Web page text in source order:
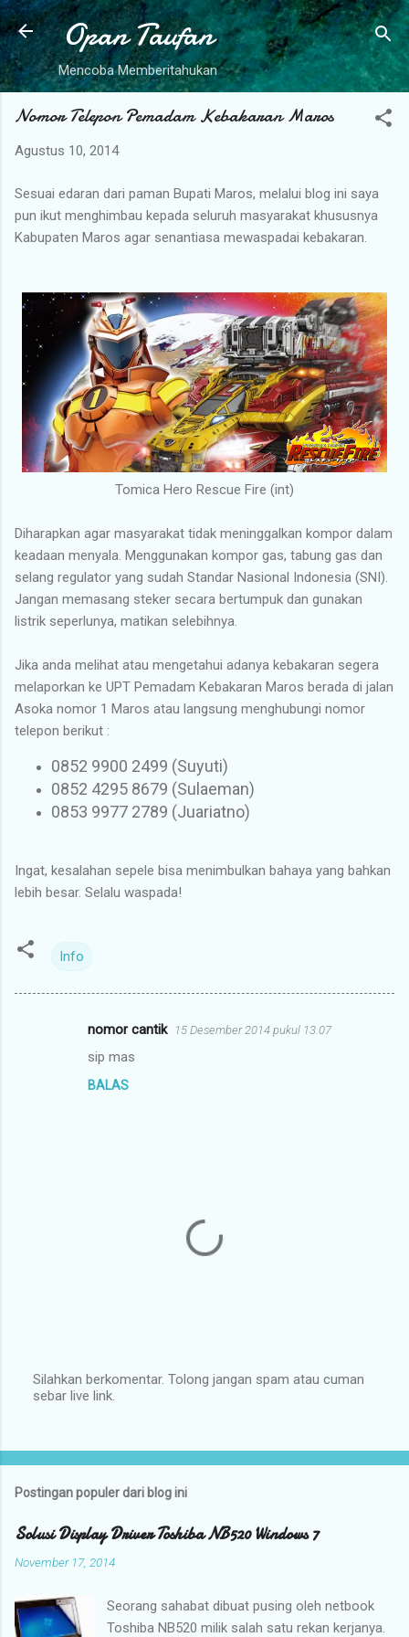
Langsung ke konten utama
Opan Taufan
Mencoba Memberitahukan
Nomor Telepon Pemadam Kebakaran Maros
Agustus 10, 2014
Sesuai edaran dari paman Bupati Maros, melalui blog ini saya
pun ikut menghimbau kepada seluruh masyarakat khususnya
Kabupaten Maros agar senantiasa mewaspadai kebakaran.
Tomica Hero Rescue Fire (int)
Diharapkan agar masyarakat tidak meninggalkan kompor dalam
keadaan menyala. Menggunakan kompor gas, tabung gas dan
selang regulator yang sudah Standar Nasional Indonesia (SNI).
Jangan memasang steker secara bertumpuk dan gunakan
listrik seperlunya, matikan selebihnya.
Jika anda melihat atau mengetahui adanya kebakaran segera
melaporkan ke UPT Pemadam Kebakaran Maros berada di jalan
Asoka nomor 1 Maros atau langsung menghubungi nomor
telepon berikut :
0852 9900 2499 (Suyuti)
0852 4295 8679 (Sulaeman)
0853 9977 2789 (Juariatno)
Ingat, kesalahan sepele bisa menimbulkan bahaya yang bahkan
lebih besar. Selalu waspada!
Info
nomor cantik 15 Desember 2014 pukul 13.07
sip mas
BALAS
P
i
g
o
e
a
r
Silahkan berkomentar. Tolong jangan spam atau cuman
sebar live link.
Postingan populer dari blog ini
Solusi Display Driver Toshiba NB520 Windows 7
November 17, 2014
Seorang sahabat dibuat pusing oleh netbook
Toshiba NB520 milik salah satu rekan kerjanya.